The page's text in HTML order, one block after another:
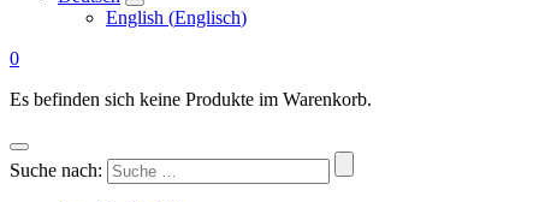
English (Englisch)
0
Es befinden sich keine Produkte im Warenkorb.
Suche nach: